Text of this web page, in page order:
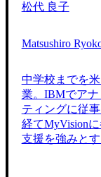
松代 良子
Matsushiro
中学校までを
業。IBMでア
ティングに従
経てMyVision
支援を強みとす